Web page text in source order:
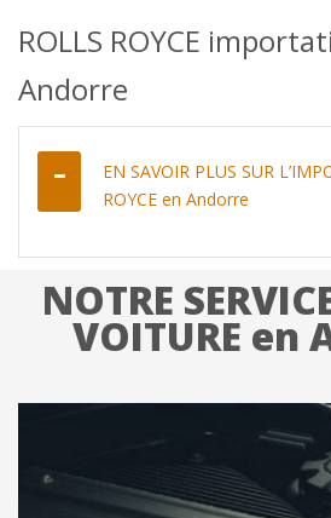
ROLLS ROYCE
Andorre
EN SAVOIR PLUS SUR
ROYCE en Andorre
NOTRE
VOITURE en